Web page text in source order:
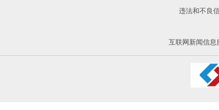
违法和不良
互联网新闻信息